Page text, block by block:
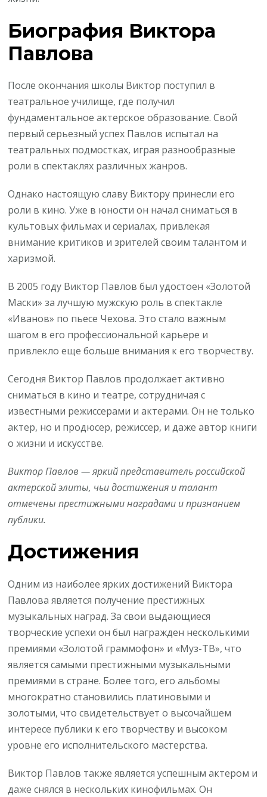
Биография Виктора
Павлова
После окончания школы Виктор поступил в
театральное училище, где получил
фундаментальное актерское образование. Свой
первый серьезный успех Павлов испытал на
театральных подмостках, играя разнообразные
роли в спектаклях различных жанров.
Однако настоящую славу Виктору принесли его
роли в кино. Уже в юности он начал сниматься в
культовых фильмах и сериалах, привлекая
внимание критиков и зрителей своим талантом и
харизмой.
В 2005 году Виктор Павлов был удостоен «Золотой
Маски» за лучшую мужскую роль в спектакле
«Иванов» по пьесе Чехова. Это стало важным
шагом в его профессиональной карьере и
привлекло еще больше внимания к его творчеству.
Сегодня Виктор Павлов продолжает активно
сниматься в кино и театре, сотрудничая с
известными режиссерами и актерами. Он не только
актер, но и продюсер, режиссер, и даже автор книги
о жизни и искусстве.
Виктор Павлов — яркий представитель российской
актерской элиты, чьи достижения и талант
отмечены престижными наградами и признанием
публики.
Достижения
Одним из наиболее ярких достижений Виктора
Павлова является получение престижных
музыкальных наград. За свои выдающиеся
творческие успехи он был награжден несколькими
премиями «Золотой граммофон» и «Муз-ТВ», что
является самыми престижными музыкальными
премиями в стране. Более того, его альбомы
многократно становились платиновыми и
золотыми, что свидетельствует о высочайшем
интересе публики к его творчеству и высоком
уровне его исполнительского мастерства.
Виктор Павлов также является успешным актером и
даже снялся в нескольких кинофильмах. Он